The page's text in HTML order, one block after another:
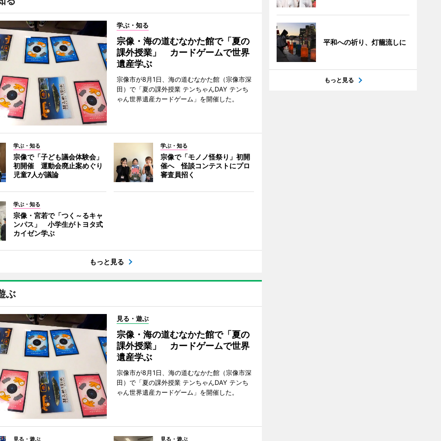
学ぶ・知る
宗像・海の道むなかた館で「夏の
課外授業」 カードゲームで世界
遺産学ぶ
宗像市が8月1日、海の道むなかた館（宗像市深
田）で「夏の課外授業 テンちゃんDAY テンち
ゃん世界遺産カードゲーム」を開催した。
学ぶ・知る
宗像で「子ども議会体験会」
初開催 運動会廃止案めぐり
児童7人が議論
学ぶ・知る
宗像で「モノノ怪祭り」初開
催へ 怪談コンテストにプロ
審査員招く
学ぶ・知る
宗像・宮若で「つく～るキャ
ンパス」 小学生がトヨタ式
カイゼン学ぶ
もっと見る
ぶ
見る・遊ぶ
宗像・海の道むなかた館で「夏の
課外授業」 カードゲームで世界
遺産学ぶ
宗像市が8月1日、海の道むなかた館（宗像市深
田）で「夏の課外授業 テンちゃんDAY テンち
ゃん世界遺産カードゲーム」を開催した。
見る・遊ぶ 見る・遊ぶ
平和への祈り、灯籠流しに
もっと見る